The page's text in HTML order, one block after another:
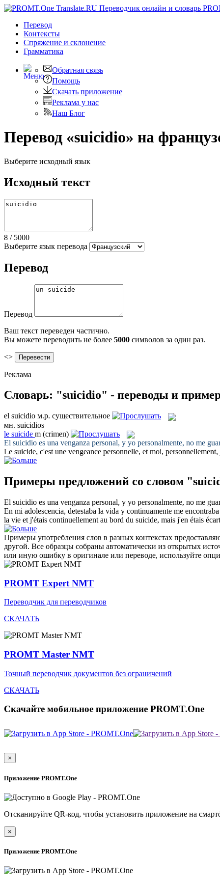
Перевод
Контексты
Спряжение и склонение
Грамматика
Обратная связь
Помощь
Скачать приложение
Реклама у нас
Наш Блог
Перевод «suicidio» на
Выберите исходный язык
Исходный текст
8 / 5000
Выберите язык перевода
Перевод
Перевод
Ваш текст переведен частично.
Вы можете переводить не более 5000 символов за один раз.
<>
Реклама
Словарь: "suicidio" - переводы и
el suicidio м.р. существительное
мн. suicidios
le suicide m (crimen)
El suicidio es una venganza personal, y yo personalmente, no me
Le suicide, c'est une vengeance personnelle, et moi,
Примеры предложений со словом
El suicidio es una venganza personal, y yo personalmente, no me
En mi adolescencia, detestaba la vida y continuamente me
la vie et j'étais continuellement au bord du suicide, mais j'en étais
Примеры употребления слов в разных контекстах
другой. Все образцы собраны автоматически из открытых
или иную ошибку в оригинале или переводе, используйте
PROMT Expert NMT
Переводчик для переводчиков
СКАЧАТЬ
PROMT Master NMT
Точный переводчик документов без ограничений
СКАЧАТЬ
Скачайте мобильное приложение PROMT.One
×
Приложение PROMT.One
Отсканируйте QR-код, чтобы установить приложение на
×
Приложение PROMT.One